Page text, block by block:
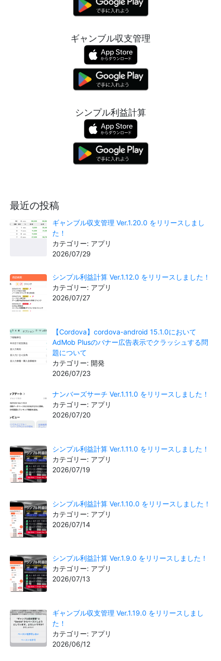
ギャンブル収支管理
シンプル利益計算
最近の投稿
ギャンブル収支管理 Ver.1.20.0 をリリースしまし
た！
カテゴリー: アプリ
2026/07/29
シンプル利益計算 Ver.1.12.0 をリリースしました！
カテゴリー: アプリ
2026/07/27
【Cordova】cordova-android 15.1.0において
AdMob Plusのバナー広告表示でクラッシュする問
題について
カテゴリー: 開発
2026/07/23
ナンバーズサーチ Ver.1.11.0 をリリースしました！
カテゴリー: アプリ
2026/07/20
シンプル利益計算 Ver.1.11.0 をリリースしました！
カテゴリー: アプリ
2026/07/19
シンプル利益計算 Ver.1.10.0 をリリースしました！
カテゴリー: アプリ
2026/07/14
シンプル利益計算 Ver.1.9.0 をリリースしました！
カテゴリー: アプリ
2026/07/13
ギャンブル収支管理 Ver.1.19.0 をリリースしまし
た！
カテゴリー: アプリ
2026/06/12